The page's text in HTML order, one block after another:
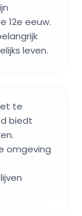
12e eeuw.
leven.
te
biedt
omgeving